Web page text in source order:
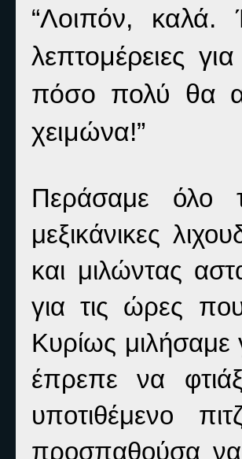
“Λοιπόν,
λεπτομέρειες
πόσο πολύ θα
χειμώνα!”
Περάσαμε όλο
μεξικάνικες
και μιλώντας
για τις ώρες
Κυρίως μιλήσαμε
έπρεπε να
υποτιθέμενο
προσπαθούσα